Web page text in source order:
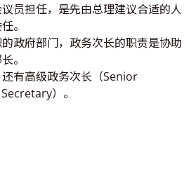
员担任，是先由总理建议合适的人
。
政府部门，政务次长的职责是协助
。
有高级政务次长（Senior
）。